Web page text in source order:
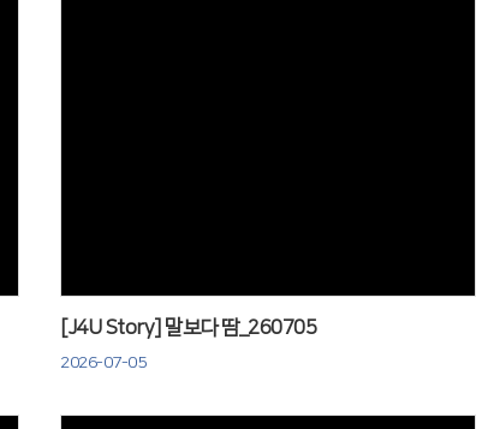
[J4U Story] 말보다 땀_260705
2026-07-05